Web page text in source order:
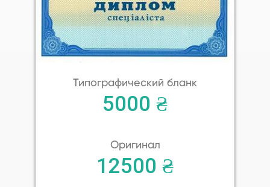
Типографический бланк
5000 ₴
Оригинал
12500 ₴